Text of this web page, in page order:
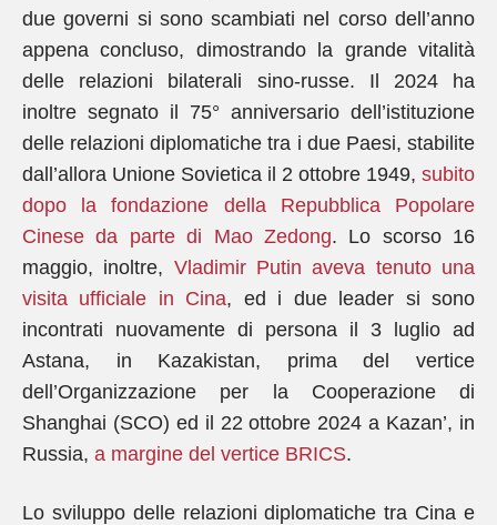
due governi si sono scambiati nel corso dell’anno
appena concluso, dimostrando la grande vitalità
delle relazioni bilaterali sino-russe. Il 2024 ha
inoltre segnato il 75° anniversario dell’istituzione
delle relazioni diplomatiche tra i due Paesi, stabilite
dall’allora Unione Sovietica il 2 ottobre 1949, subito
dopo la fondazione della Repubblica Popolare
Cinese da parte di Mao Zedong. Lo scorso 16
maggio, inoltre, Vladimir Putin aveva tenuto una
visita ufficiale in Cina, ed i due leader si sono
incontrati nuovamente di persona il 3 luglio ad
Astana, in Kazakistan, prima del vertice
dell’Organizzazione per la Cooperazione di
Shanghai (SCO) ed il 22 ottobre 2024 a Kazan’, in
Russia, a margine del vertice BRICS.
Lo sviluppo delle relazioni diplomatiche tra Cina e